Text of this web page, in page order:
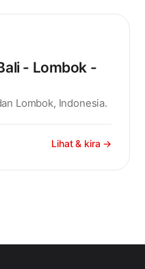
- Lombok -
Lombok, Indonesia.
Lihat & kira →